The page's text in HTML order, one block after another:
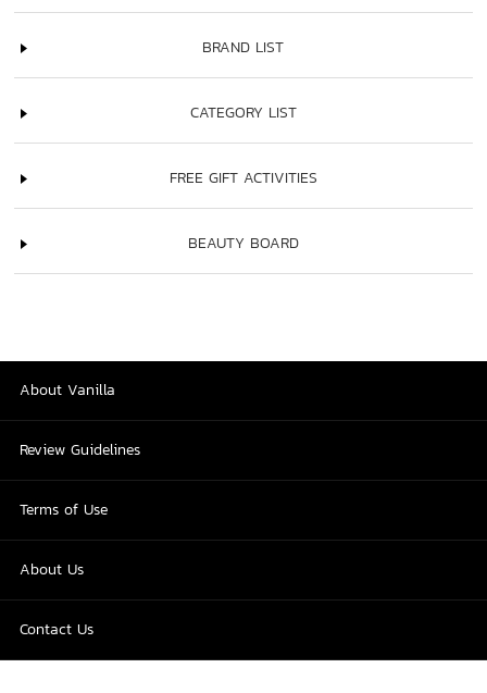
BRAND LIST
CATEGORY LIST
FREE GIFT ACTIVITIES
BEAUTY BOARD
About Vanilla
Review Guidelines
Terms of Use
About Us
Contact Us